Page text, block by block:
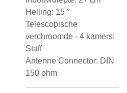
Helling: 15 °
Telescopische
verchroomde - 4 kamers:
Staff
Antenne Connector: DIN
150 ohm